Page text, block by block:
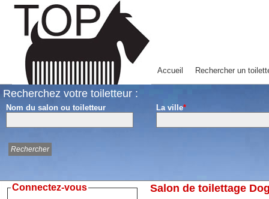
Accueil Rechercher un
Recherchez votre toiletteur :
Nom du salon ou toiletteur La ville*
Salon de toilettage
Connectez-vous